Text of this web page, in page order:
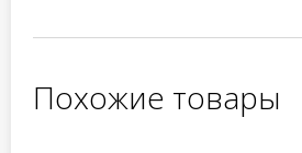
Похожие товары